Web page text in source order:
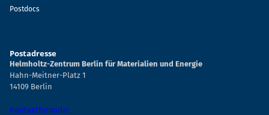
Postdocs
Postadresse
Helmholtz-Zentrum Berlin für Materialien und Energie
Hahn-Meitner-Platz 1
14109 Berlin
Kontaktformular